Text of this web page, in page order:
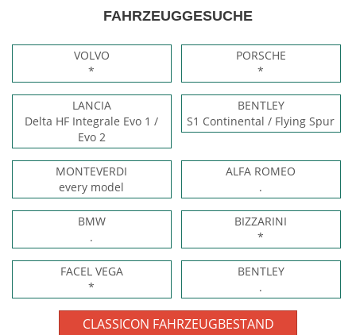
FAHRZEUGGESUCHE
VOLVO
*
PORSCHE
*
LANCIA
Delta HF Integrale Evo 1 /
Evo 2
BENTLEY
S1 Continental / Flying Spur
MONTEVERDI
every model
ALFA ROMEO
.
BMW
.
BIZZARINI
*
FACEL VEGA
*
BENTLEY
.
CLASSICON FAHRZEUGBESTAND